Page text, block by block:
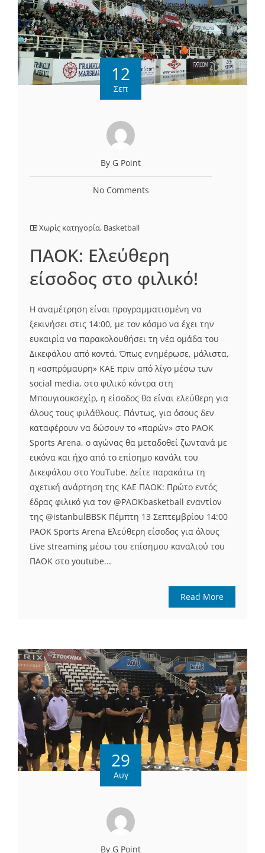
12
Σεπ
By G Point
No Comments
Χωρίς κατηγορία, Basketball
ΠΑΟΚ: Ελεύθερη
είσοδος στο φιλικό!
Η αναμέτρηση είναι προγραμματισμένη να
ξεκινήσει στις 14:00, με τον κόσμο να έχει την
ευκαιρία να παρακολουθήσει τη νέα ομάδα του
Δικεφάλου από κοντά. Όπως ενημέρωσε, μάλιστα,
η «ασπρόμαυρη» ΚΑΕ πριν από λίγο μέσω των
social media, στο φιλικό κόντρα στη
Μπουγιουκσεχίρ, η είσοδος θα είναι ελεύθερη για
όλους τους φιλάθλους. Πάντως, για όσους δεν
καταφέρουν να δώσουν το «παρών» στο PAOK
Sports Arena, ο αγώνας θα μεταδοθεί ζωντανά με
εικόνα και ήχο από το επίσημο κανάλι του
Δικεφάλου στο YouTube. Δείτε παρακάτω τη
σχετική ανάρτηση της ΚΑΕ ΠΑΟΚ: Πρώτο εντός
έδρας φιλικό για τον @PAOKbasketball εναντίον
της @istanbulBBSK Πέμπτη 13 Σεπτεμβρίου 14:00
PAOK Sports Arena Ελεύθερη είσοδος για όλους
Live streaming μέσω του επίσημου καναλιού του
ΠΑΟΚ στο youtube...
Read More
29
Αυγ
By G Point